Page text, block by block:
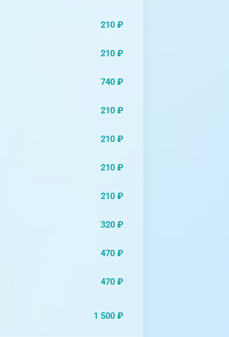
210 ₽
210 ₽
740 ₽
210 ₽
210 ₽
210 ₽
210 ₽
320 ₽
470 ₽
470 ₽
1 500 ₽